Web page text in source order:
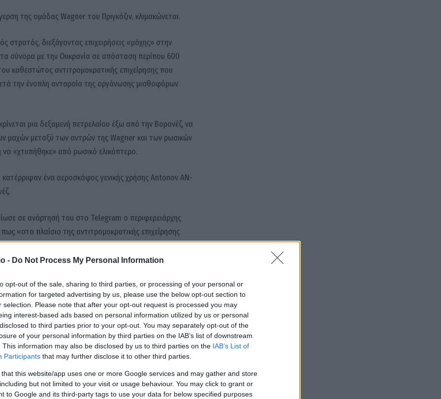
- Do Not Process My Personal Information
opt-out of the sale, sharing to third parties, or processing of your personal or
for targeted advertising by us, please use the below opt-out section to
selection. Please note that after your opt-out request is processed you may
interest-based ads based on personal information utilized by us or personal
to third parties prior to your opt-out. You may separately opt-out of the
of your personal information by third parties on the IAB’s list of downstream
This information may also be disclosed by us to third parties on the IAB’s List of
Participants that may further disclose it to other third parties.
that this website/app uses one or more Google services and may gather and store
but not limited to your visit or usage behaviour. You may click to grant or
to Google and its third-party tags to use your data for below specified purposes
της ομάδας Wagner του Πριγκόζιν, κλιμακώνεται.
στρατός, διεξάγοντας επιχειρήσεις «μάχης» στην
σύνορα με την Ουκρανία σε απόσταση περίπου 600
καθεστώτος αντιτρομοκρατικής επιχείρησης που
την ένοπλη ανταρσία της οργάνωσης μισθοφόρων
μια δεξαμενή πετρελαίου έξω από την Βορονέζ, να
μαχών μεταξύ των αντρών της Wagner και των ρωσικών
«χτυπήθηκε» από ρωσικό ελικόπτερο.
κατέρριψαν ένα αεροσκάφος γενικής χρήσης Antonov AN-
σε ανάρτησή του στο Telegram ο περιφερειάρχης
«στο πλαίσιο της αντιτρομοκρατικής επιχείρησης
δυνάμεις της Ρωσικής Ομοσπονδίας διεξάγουν τις
της ρωσικής φρουράς, έχουν φύγει για τις περιοχές
Ραμζάν Καντίροφ, στο κανάλι του, στο
Ζελένσκι δήλωσε σήμερα νωρίς το μεσημέρι ότι «η
όσο περισσότερο η Μόσχα διατηρεί τα στρατεύματά της
περισσότερο χάος θα προκαλείται στη Ρωσία.
αδυναμία», έγραψε ο Ζελένσκι, σχολιάζοντας τα όσα